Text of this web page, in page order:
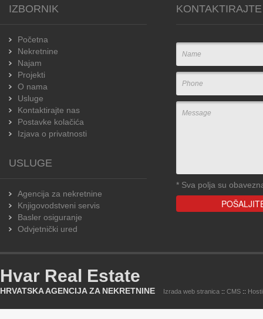
IZBORNIK
Početna
Nekretnine
Najam
Projekti
O nama
Usluge
Kontaktirajte nas
Postavke kolačića
Izjava o privatnosti
USLUGE
Agencija za nekretnine
Knjigovodstveni servis
Basler osiguranje
Odvjetnički ured
* Sva polja su
Hvar Real Estate
HRVATSKA AGENCIJA ZA NEKRETNINE Izrada web stranica :: CMS ::